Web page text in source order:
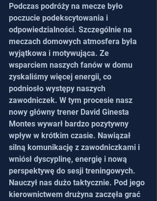
Podczas podróży na mecze było
poczucie podekscytowania i
odpowiedzialności. Szczególnie na
meczach domowych atmosfera była
wyjątkowa i motywująca. Ze
wsparciem naszych fanów w domu
zyskaliśmy więcej energii, co
podniosło występy naszych
zawodniczek. W tym procesie nasz
nowy główny trener David Ginesta
Montes wywarł bardzo pozytywny
wpływ w krótkim czasie. Nawiązał
silną komunikację z zawodniczkami i
wniósł dyscyplinę, energię i nową
perspektywę do sesji treningowych.
Nauczył nas dużo taktycznie. Pod jego
kierownictwem drużyna zaczęła grać